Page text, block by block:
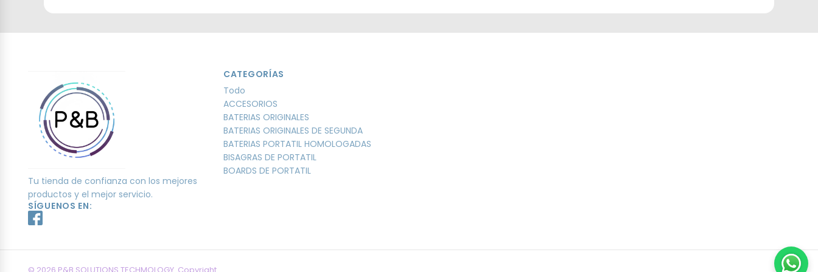
Tu tienda de confianza con los mejores
productos y el mejor servicio.
SÍGUENOS EN:
CATEGORÍAS
Todo
ACCESORIOS
BATERIAS ORIGINALES
BATERIAS ORIGINALES DE SEGUNDA
BATERIAS PORTATIL HOMOLOGADAS
BISAGRAS DE PORTATIL
BOARDS DE PORTATIL
© 2026 P&B SOLUTIONS TECHMOLOGY. Copyright